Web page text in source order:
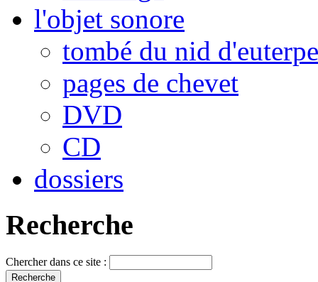
l'objet sonore
tombé du nid d'euterpe
pages de chevet
DVD
CD
dossiers
Recherche
Chercher dans ce site :